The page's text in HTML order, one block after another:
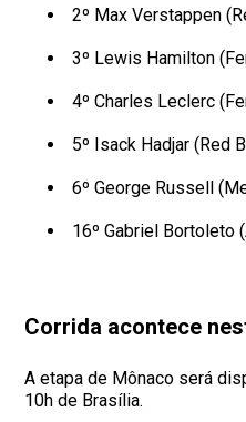
2º Max Verstappen
3º Lewis Hamilton
4º Charles Leclerc
5º Isack Hadjar (Red
6º George Russell
16º Gabriel Bortoleto
Corrida acontece
A etapa de Mônaco será
10h de Brasília.